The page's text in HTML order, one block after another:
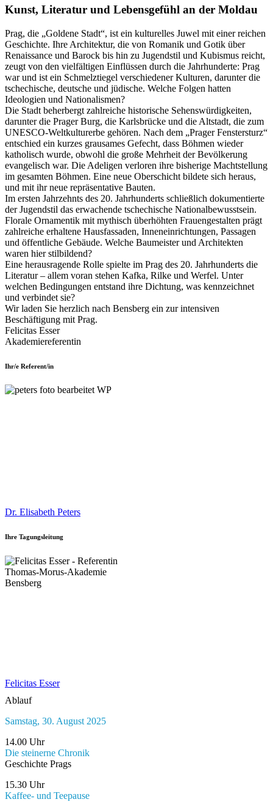
Kunst, Literatur und Lebensgefühl an der Moldau
Prag, die „Goldene Stadt“, ist ein kulturelles Juwel mit einer reichen
Geschichte. Ihre Architektur, die von Romanik und Gotik über
Renaissance und Barock bis hin zu Jugendstil und Kubismus reicht,
zeugt von den vielfältigen Einflüssen durch die Jahrhunderte: Prag
war und ist ein Schmelztiegel verschiedener Kulturen, darunter die
tschechische, deutsche und jüdische. Welche Folgen hatten
Ideologien und Nationalismen?
Die Stadt beherbergt zahlreiche historische Sehenswürdigkeiten,
darunter die Prager Burg, die Karlsbrücke und die Altstadt, die zum
UNESCO-Weltkulturerbe gehören. Nach dem „Prager Fenstersturz“
entschied ein kurzes grausames Gefecht, dass Böhmen wieder
katholisch wurde, obwohl die große Mehrheit der Bevölkerung
evangelisch war. Die Adeligen verloren ihre bisherige Machtstellung
im gesamten Böhmen. Eine neue Oberschicht bildete sich heraus,
und mit ihr neue repräsentative Bauten.
Im ersten Jahrzehnts des 20. Jahrhunderts schließlich dokumentierte
der Jugendstil das erwachende tschechische Nationalbewusstsein.
Florale Ornamentik mit mythisch überhöhten Frauengestalten prägt
zahlreiche erhaltene Hausfassaden, Inneneinrichtungen, Passagen
und öffentliche Gebäude. Welche Baumeister und Architekten
waren hier stilbildend?
Eine herausragende Rolle spielte im Prag des 20. Jahrhunderts die
Literatur – allem voran stehen Kafka, Rilke und Werfel. Unter
welchen Bedingungen entstand ihre Dichtung, was kennzeichnet
und verbindet sie?
Wir laden Sie herzlich nach Bensberg ein zur intensiven
Beschäftigung mit Prag.
Felicitas Esser
Akademiereferentin
Ihr/e Referent/in
Dr. Elisabeth Peters
Ihre Tagungsleitung
Felicitas Esser
Ablauf
Samstag, 30. August 2025
14.00 Uhr
Die steinerne Chronik
Geschichte Prags
15.30 Uhr
Kaffee- und Teepause